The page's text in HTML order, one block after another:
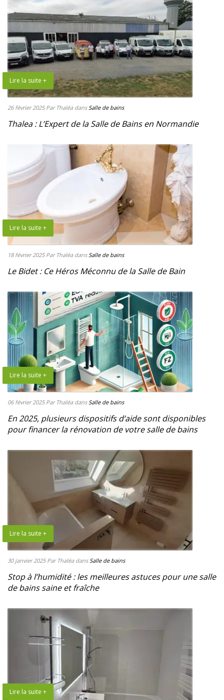
Lire la suite +
26 février 2025 Par Thaléa dansSalle de bains
Thalea : L’Expert de la Salle de Bains en Normandie
Lire la suite +
18 février 2025 Par Thaléa dansSalle de bains
Le Bidet : Ce Héros Méconnu de la Salle de Bain
Lire la suite +
06 février 2025 Par Thaléa dansSalle de bains
En 2025, plusieurs dispositifs d’aide sont disponibles
pour financer la rénovation de votre salle de bains
Lire la suite +
30 janvier 2025 Par Thaléa dansSalle de bains
Stop à l’humidité : les meilleures astuces pour une salle
de bains saine et fraîche
Lire la suite +